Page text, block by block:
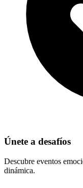
Únete a desafíos
Descubre eventos
dinámica.